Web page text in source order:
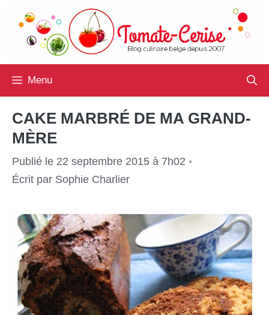
contenu
Menu
CAKE MARBRÉ DE MA GRAND-
MÈRE
Publié le 22 septembre 2015 à 7h02 •
Écrit par Sophie Charlier